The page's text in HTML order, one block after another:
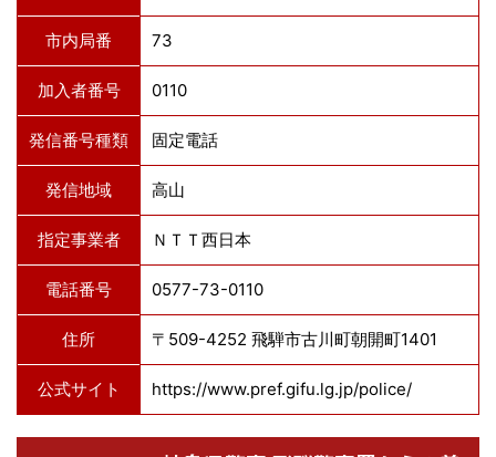
市内局番 73
加入者番号 0110
発信番号種類 固定電話
発信地域 高山
指定事業者 ＮＴＴ西日本
電話番号 0577-73-0110
住所 〒509-4252 飛騨市古川町朝開町1401
公式サイト https://www.pref.gifu.lg.jp/police/